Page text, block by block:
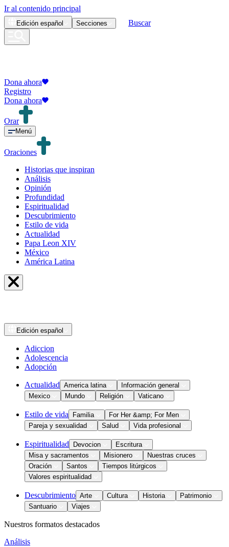
Ir al contenido principal
Edición español Secciones Buscar
Dona ahora
Registro
Dona ahora
Orar
Menú
Oraciones
Historias que inspiran
Análisis
Opinión
Profundidad
Espiritualidad
Descubrimiento
Estilo de vida
Actualidad
Papa Leon XIV
México
América Latina
Edición español
Adiccion
Adolescencia
Adopción
Actualidad America latina
Información general
Mexico
Mundo Religión Vaticano
Estilo de vida Familia
For Her &amp; For Men
Pareja y sexualidad
Salud Vida profesional
Espiritualidad Devocion
Escritura
Misa y sacramentos
Misionero
Nuestras cruces
Oración
Santos
Tiempos litúrgicos
Valores espiritualidad
Descubrimiento Arte Cultura Historia
Patrimonio
Santuario
Viajes
Nuestros formatos destacados
Análisis